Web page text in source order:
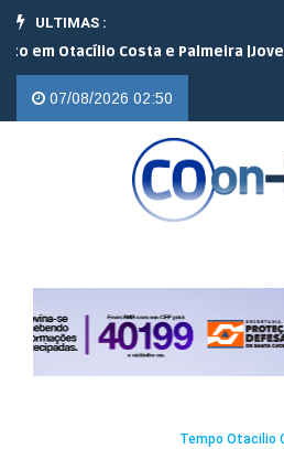
ULTIMAS :
Otacílio Costa e Palmeira |Jovens
07/08/2026 02:50